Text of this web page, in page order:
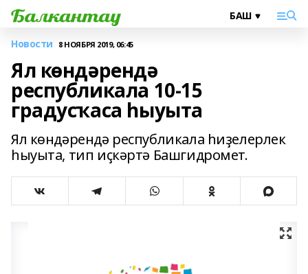
Новости 8 НОЯБРЯ 2019, 06:45
Ял көндәрендә
республикала 10-15
градусҡаса һыуыта
Ял көндәрендә республикала һиҙелерлек
һыуыта, тип иҫкәртә Башгидромет.